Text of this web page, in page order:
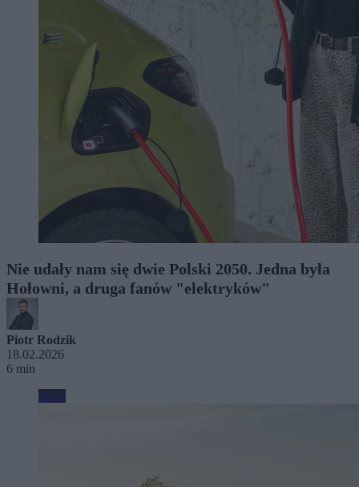
Nie udały nam się dwie Polski 2050. Jedna była
Hołowni, a druga fanów "elektryków"
Piotr Rodzik
18.02.2026
6 min
Moto